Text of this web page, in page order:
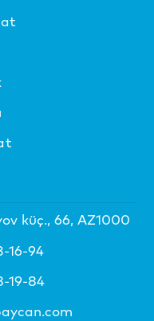
küç., 66, AZ1000
16-94
19-84